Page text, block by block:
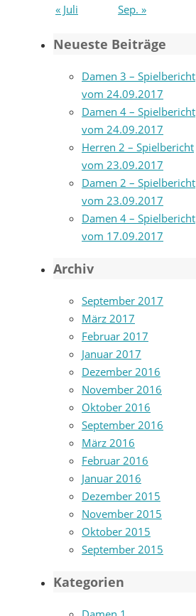
« Juli
Sep. »
Neueste Beiträge
Damen 3 – Spielbericht
vom 24.09.2017
Damen 4 – Spielbericht
vom 24.09.2017
Herren 2 – Spielbericht
vom 23.09.2017
Damen 2 – Spielbericht
vom 23.09.2017
Damen 4 – Spielbericht
vom 17.09.2017
Archiv
September 2017
März 2017
Februar 2017
Januar 2017
Dezember 2016
November 2016
Oktober 2016
September 2016
März 2016
Februar 2016
Januar 2016
Dezember 2015
November 2015
Oktober 2015
September 2015
Kategorien